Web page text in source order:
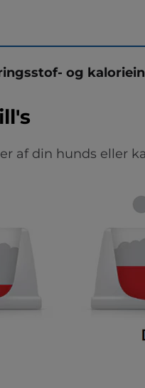
og
af din hunds eller